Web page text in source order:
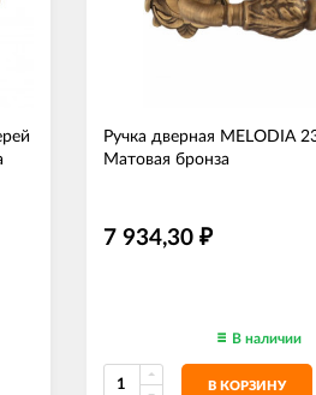
Ручка дверная MELODIA
Матовая бронза
7 934,30 ₽
В наличии
В КОРЗИНУ